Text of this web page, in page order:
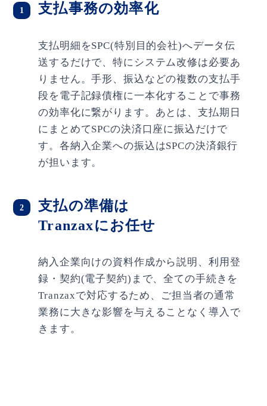
1 支払事務の効率化
支払明細をSPC(特別目的会社)へデータ伝
送するだけで、特にシステム改修は必要あ
りません。手形、振込などの複数の支払手
段を電子記録債権に一本化することで事務
の効率化に繋がります。あとは、支払期日
にまとめてSPCの決済口座に振込だけで
す。各納入企業への振込はSPCの決済銀行
が担います。
2
支払の準備は
Tranzaxにお任せ
納入企業向けの資料作成から説明、利用登
録・契約(電子契約)まで、全ての手続きを
Tranzaxで対応するため、ご担当者の通常
業務に大きな影響を与えることなく導入で
きます。